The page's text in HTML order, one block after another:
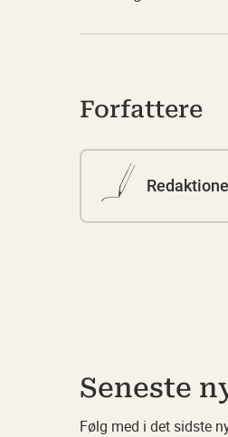
Forfattere
Seneste
Følg med i det sidste